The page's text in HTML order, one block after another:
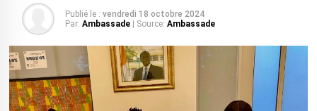
Publié le : vendredi 18 octobre 2024
Par: Ambassade | Source: Ambassade